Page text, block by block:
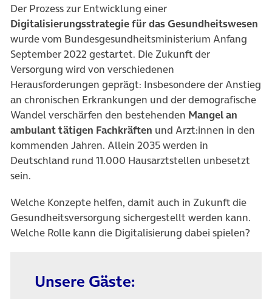
Der Prozess zur Entwicklung einer
Digitalisierungsstrategie für das Gesundheitswesen
wurde vom Bundesgesundheitsministerium Anfang
September 2022 gestartet. Die Zukunft der
Versorgung wird von verschiedenen
Herausforderungen geprägt: Insbesondere der Anstieg
an chronischen Erkrankungen und der demografische
Wandel verschärfen den bestehenden Mangel an
ambulant tätigen Fachkräften und Arzt:innen in den
kommenden Jahren. Allein 2035 werden in
Deutschland rund 11.000 Hausarztstellen unbesetzt
sein.
Welche Konzepte helfen, damit auch in Zukunft die
Gesundheitsversorgung sichergestellt werden kann.
Welche Rolle kann die Digitalisierung dabei spielen?
Unsere Gäste: